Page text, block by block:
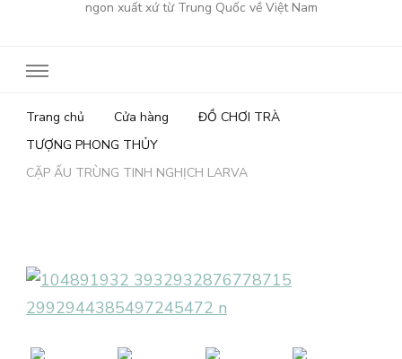
ngon xuất xứ từ Trung Quốc về Việt Nam
Trang chủ Cửa hàng
ĐỒ CHƠI TRÀ
TƯỢNG PHONG THỦY
CẶP ẤU TRÙNG TINH NGHỊCH LARVA